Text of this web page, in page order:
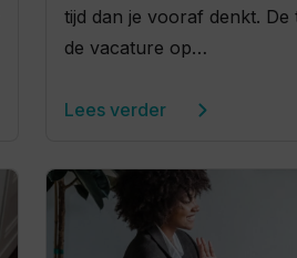
tijd dan je vooraf denkt. De
de vacature op…
Lees verder